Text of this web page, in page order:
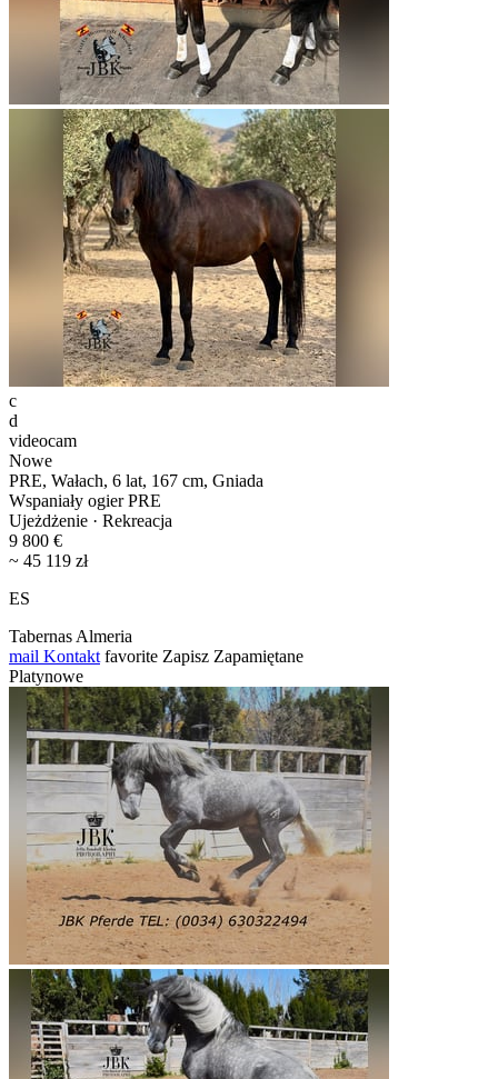
c
d
videocam
Nowe
PRE, Wałach, 6 lat, 167 cm, Gniada
Wspaniały ogier PRE
Ujeżdżenie · Rekreacja
9 800 €
~ 45 119 zł
ES
Tabernas Almeria
mail Kontakt favorite Zapisz Zapamiętane
Platynowe